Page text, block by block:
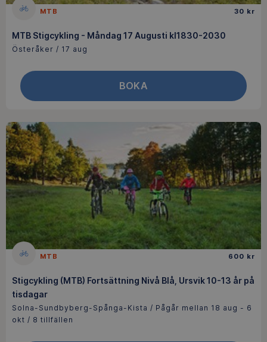
MTB 30 kr
MTB Stigcykling - Måndag 17 Augusti kl1830-2030
Österåker / 17 aug
BOKA
MTB 600 kr
Stigcykling (MTB) Fortsättning Nivå Blå, Ursvik 10-13 år på
tisdagar
Solna-Sundbyberg-Spånga-Kista / Pågår mellan 18 aug - 6
okt / 8 tillfällen